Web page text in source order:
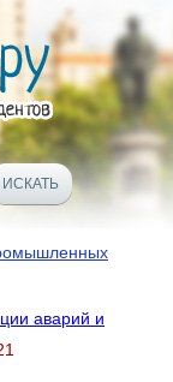
аварий и